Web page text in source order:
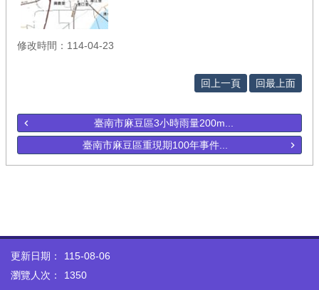
修改時間：114-04-23
回上一頁 回最上面
臺南市麻豆區3小時雨量200m...
臺南市麻豆區重現期100年事件...
更新日期：
115-08-06
瀏覽人次：
1350